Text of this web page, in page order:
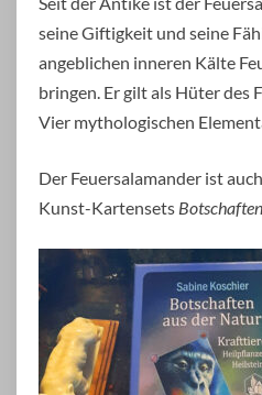
seine Giftigkeit und seine
angeblichen inneren Kälte
bringen. Er gilt als Hüter des
Vier mythologischen
Der Feuersalamander ist
Kunst-Kartensets